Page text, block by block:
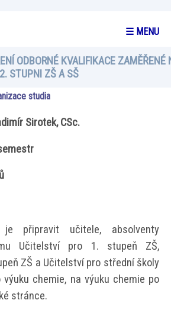
☰ MENU
ODBORNÉ KVALIFIKACE ZAMĚŘENÉ
STUPNI ZŠ A SŠ
studia
Sirotek, CSc.
je připravit učitele, absolventy
Učitelství pro 1. stupeň ZŠ,
ZŠ a Učitelství pro střední školy
chemie, na výuku chemie po
stránce.